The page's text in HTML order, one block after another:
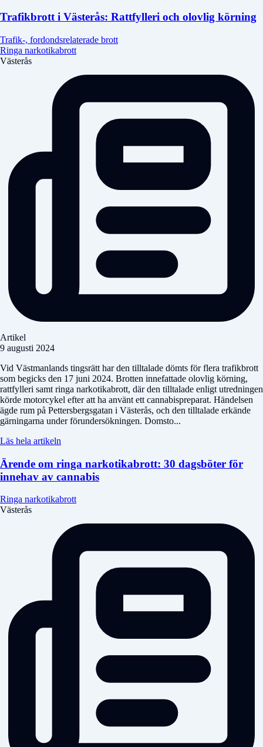
Trafikbrott i Västerås: Rattfylleri och olovlig körning
Trafik-, fordondsrelaterade brott
Ringa narkotikabrott
Västerås
Artikel
9 augusti 2024
Vid Västmanlands tingsrätt har den tilltalade dömts för flera trafikbrott
som begicks den 17 juni 2024. Brotten innefattade olovlig körning,
rattfylleri samt ringa narkotikabrott, där den tilltalade enligt utredningen
körde motorcykel efter att ha använt ett cannabispreparat. Händelsen
ägde rum på Pettersbergsgatan i Västerås, och den tilltalade erkände
gärningarna under förundersökningen. Domsto...
Läs hela artikeln
Ärende om ringa narkotikabrott: 30 dagsböter för
innehav av cannabis
Ringa narkotikabrott
Västerås